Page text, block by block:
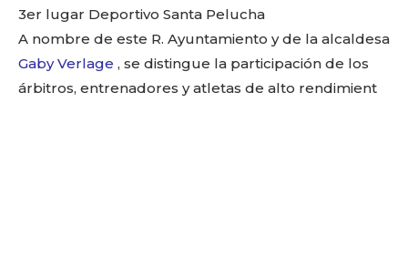
3er lugar Deportivo Santa Pelucha
A nombre de este R. Ayuntamiento y de la alcaldesa
Gaby Verlage , se distingue la participación de los
árbitros, entrenadores y atletas de alto rendimient